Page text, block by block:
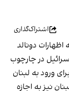
اشتراک‌گذاری
اظهارات دونالد
در چارچوب
ورود به لبنان
نیز به اجازه